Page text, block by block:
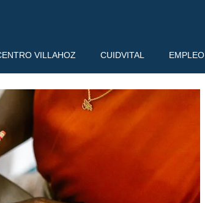
VILLAHOZ CUIDVITAL EMPLEO